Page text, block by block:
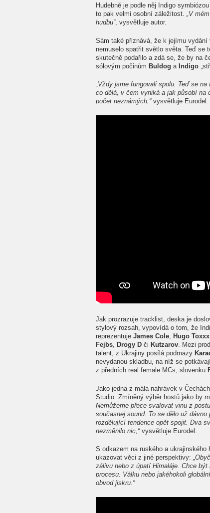
Hudebně je podle něj Indigo
to pak velmi osobní záležitost. „V
hudbu“, vysvětluje autor.
Sám také přiznává, že k jejímu
nemuselo spatřit světlo světa. Teď se
skutečně podařilo a zdá se, že by na
sólovým počinům Buldog a Indigo
„Vždy jsme fungovali spolu. Teď se
co dělá, v čem vyniká a jak působí na
počet neznámých,“vysvětluje Eurodel.
Jak prozrazuje tracklist, deska je
stylový rozsah, vypovídá o tom, že
reprezentuje James Cole, Hugo Toxxx
Fejbs, Drogy D či Kutzarov. Mezi
talent, z Ukrajiny posílá podmazy
nevydanou skladbu, na níž se
z předních real female MCs, slovenku
Jako jedna z mála nahrávek v
Studio. Zmíněný výběr hostů jako by
Nemůžeme přece svalovat vinu z
současnej sound. To se dělo už
rozdělující tendence opět spojit. Dva
nezměnilo nic,“vysvětluje Eurodel.
S odkazem na ruského a ukrajinského
ukazovat věci z jiné perspektivy:
zálivu nebo z úpatí Himaláje. Chce
procesu. Válku nebo jakéhokoli
obvod jiskru.“